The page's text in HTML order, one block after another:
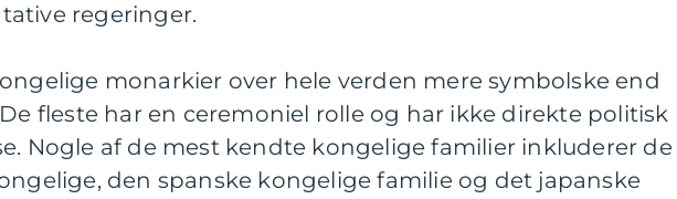
regeringer.
monarkier over hele verden mere symbolske end
fleste har en ceremoniel rolle og har ikke direkte politisk
Nogle af de mest kendte kongelige familier inkluderer de
den spanske kongelige familie og det japanske